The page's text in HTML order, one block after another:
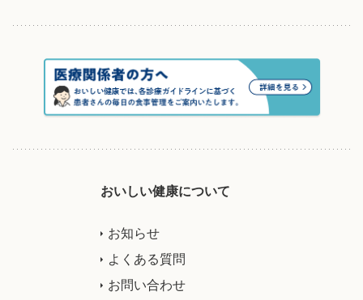
おいしい健康について
お知らせ
よくある質問
お問い合わせ